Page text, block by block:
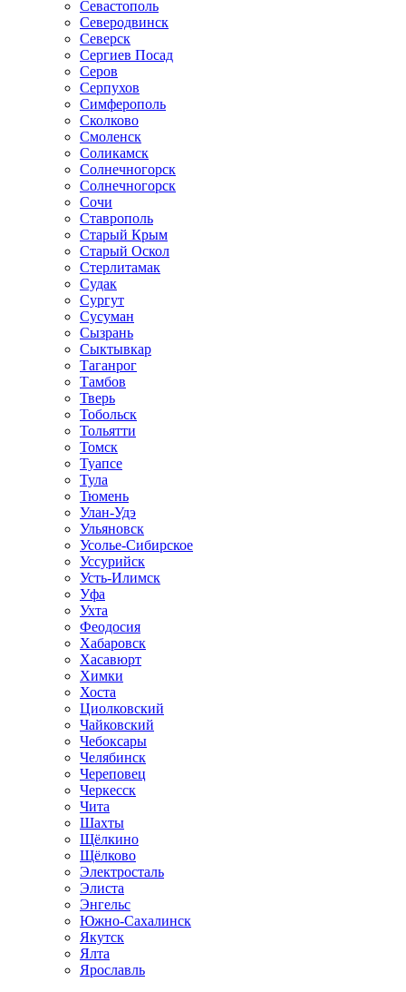
Севастополь
Северодвинск
Северск
Сергиев Посад
Серов
Серпухов
Симферополь
Сколково
Смоленск
Соликамск
Солнечногорск
Солнечногорск
Сочи
Ставрополь
Старый Крым
Старый Оскол
Стерлитамак
Судак
Сургут
Сусуман
Сызрань
Сыктывкар
Таганрог
Тамбов
Тверь
Тобольск
Тольятти
Томск
Туапсе
Тула
Тюмень
Улан-Удэ
Ульяновск
Усолье-Сибирское
Уссурийск
Усть-Илимск
Уфа
Ухта
Феодосия
Хабаровск
Хасавюрт
Химки
Хоста
Циолковский
Чайковский
Чебоксары
Челябинск
Череповец
Черкесск
Чита
Шахты
Щёлкино
Щёлково
Электросталь
Элиста
Энгельс
Южно-Сахалинск
Якутск
Ялта
Ярославль